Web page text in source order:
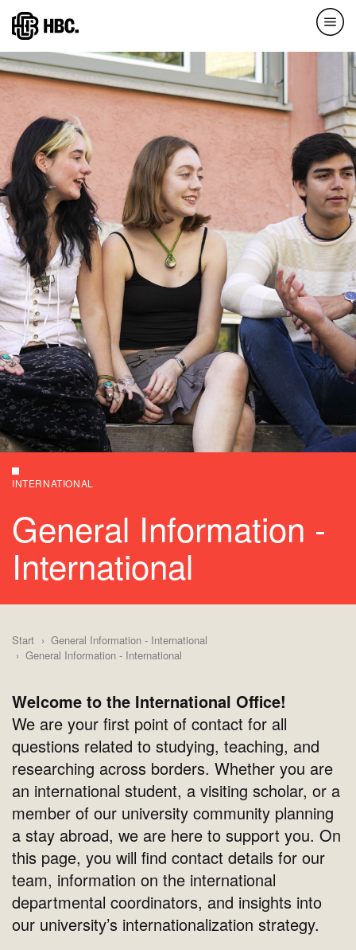
Direkt
zum
Inhalt
INTERNATIONAL
General Information -
International
Start
General Information - International
General Information - International
Welcome to the International Office!
We are your first point of contact for all
questions related to studying, teaching, and
researching across borders. Whether you are
an international student, a visiting scholar, or a
member of our university community planning
a stay abroad, we are here to support you. On
this page, you will find contact details for our
team, information on the international
departmental coordinators, and insights into
our university’s internationalization strategy.